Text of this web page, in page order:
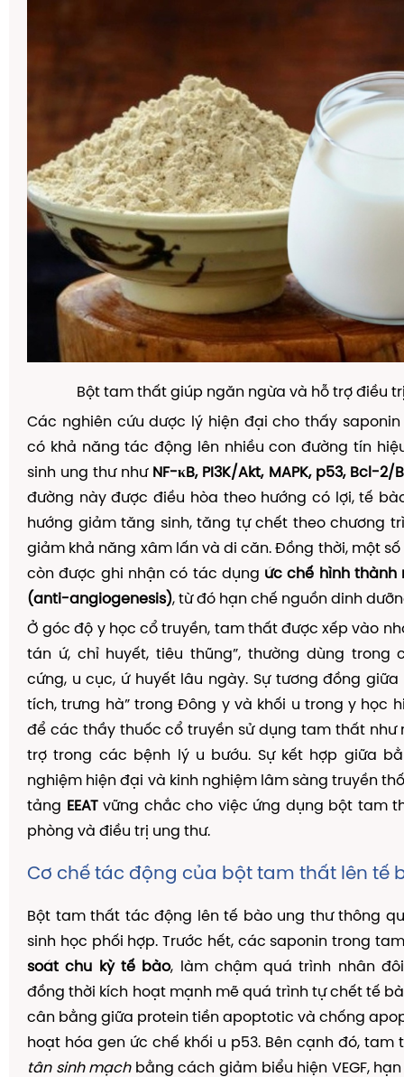
Bột tam thất giúp ngăn ngừa và hỗ trợ điều
Các nghiên cứu dược lý hiện đại cho thấy
có khả năng tác động lên nhiều con đường tín
sinh ung thư như NF-κB, PI3K/Akt, MAPK, p53, Bcl-2/
đường này được điều hòa theo hướng có lợi, tế
hướng giảm tăng sinh, tăng tự chết theo chương
giảm khả năng xâm lấn và di căn. Đồng thời, một
còn được ghi nhận có tác dụng ức chế hình thành
(anti-angiogenesis), từ đó hạn chế nguồn dinh
Ở góc độ y học cổ truyền, tam thất được xếp vào
tán ứ, chỉ huyết, tiêu thũng”, thường dùng trong
cứng, u cục, ứ huyết lâu ngày. Sự tương đồng giữa
tích, trưng hà” trong Đông y và khối u trong y học
để các thầy thuốc cổ truyền sử dụng tam thất như
trợ trong các bệnh lý u bướu. Sự kết hợp giữa
nghiệm hiện đại và kinh nghiệm lâm sàng truyền
tảng EEATvững chắc cho việc ứng dụng bột tam
phòng và điều trị ung thư.
Cơ chế tác động của bột tam thất lên tế
Bột tam thất tác động lên tế bào ung thư thông
sinh học phối hợp. Trước hết, các saponin trong
soát chu kỳ tế bào, làm chậm quá trình nhân
đồng thời kích hoạt mạnh mẽ quá trình tự chết tế
cân bằng giữa protein tiền apoptotic và chống
hoạt hóa gen ức chế khối u p53. Bên cạnh đó,
tân sinh mạchbằng cách giảm biểu hiện VEGF,